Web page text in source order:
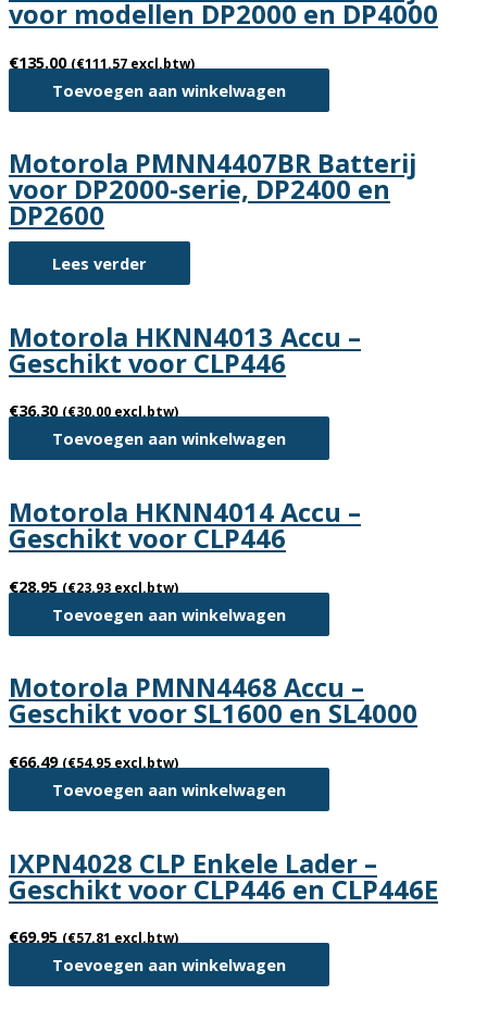
voor modellen DP2000 en DP4000
€135.00 (€111.57 excl.btw)
Toevoegen aan winkelwagen
Motorola PMNN4407BR Batterij
voor DP2000-serie, DP2400 en
DP2600
Lees verder
Motorola HKNN4013 Accu –
Geschikt voor CLP446
€36.30 (€30.00 excl.btw)
Toevoegen aan winkelwagen
Motorola HKNN4014 Accu –
Geschikt voor CLP446
€28.95 (€23.93 excl.btw)
Toevoegen aan winkelwagen
Motorola PMNN4468 Accu –
Geschikt voor SL1600 en SL4000
€66.49 (€54.95 excl.btw)
Toevoegen aan winkelwagen
IXPN4028 CLP Enkele Lader –
Geschikt voor CLP446 en CLP446E
€69.95 (€57.81 excl.btw)
Toevoegen aan winkelwagen